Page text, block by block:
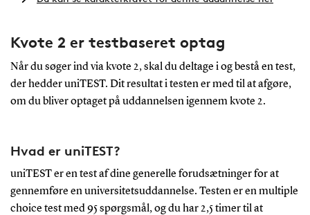
Kvote 2 er testbaseret optag
Når du søger ind via kvote 2, skal du deltage i og bestå en test,
der hedder uniTEST. Dit resultat i testen er med til at afgøre,
om du bliver optaget på uddannelsen igennem kvote 2.
Hvad er uniTEST?
uniTEST er en test af dine generelle forudsætninger for at
gennemføre en universitetsuddannelse. Testen er en multiple
choice test med 95 spørgsmål, og du har 2,5 timer til at